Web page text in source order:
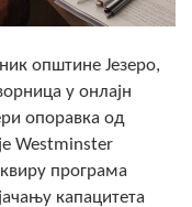
општине Језеро,
у онлајн
опоравка од
Westminster
програма
капацитета